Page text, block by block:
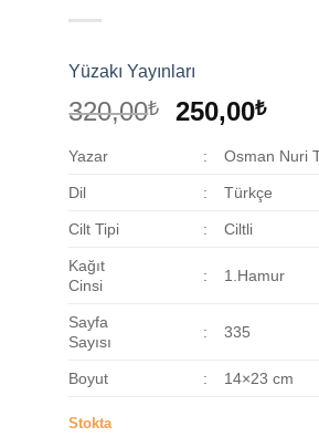
Yüzakı Yayınları
320,00₺
Orijinal
320,00₺.
250,00₺Şu
Yazar : Osman Nuri
Dil : Türkçe
Cilt Tipi : Ciltli
Kağıt
Cinsi
: 1.Hamur
Sayfa
Sayısı
: 335
Boyut : 14×23 cm
Stokta